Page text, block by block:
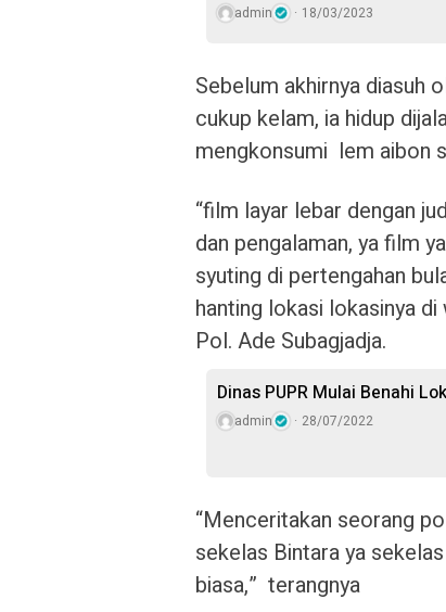
admin 18/03/2023
Sebelum akhirnya diasuh
cukup kelam, ia hidup
mengkonsumi lem aibon
“film layar lebar dengan
dan pengalaman, ya film
syuting di pertengahan
hanting lokasi lokasinya
Pol. Ade Subagjadja.
Dinas PUPR Mulai Benahi
admin 28/07/2022
“Menceritakan seorang
sekelas Bintara ya
biasa,” terangnya